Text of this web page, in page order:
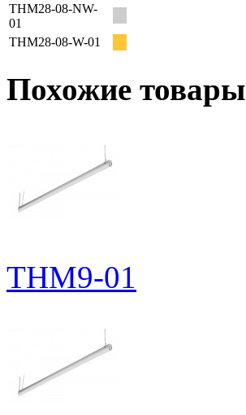
THM28-08-NW-
01
THM28-08-W-01
Похожие товары
THM9-01